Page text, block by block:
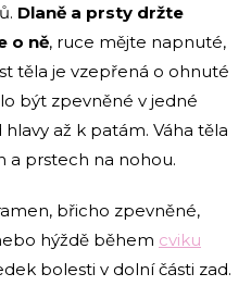
Dlaně a prsty držte
o ně, ruce mějte napnuté,
těla je vzepřená o ohnuté
být zpevněné v jedné
až k patám. Váha těla
a prstech na nohou.
břicho zpevněné,
hýždě během cviku
bolesti v dolní části zad.